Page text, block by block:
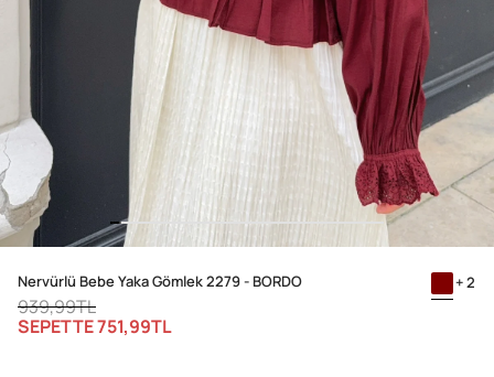
Nervürlü Bebe Yaka Gömlek 2279 - BORDO + 2
939,99TL
SEPETTE751,99TL